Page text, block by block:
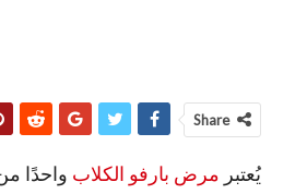
Share
يُعتبر مرض بارفو الكلاب واحدًا